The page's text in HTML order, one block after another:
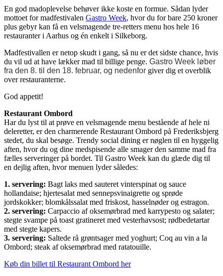
En god madoplevelse behøver ikke koste en formue. Sådan lyder
mottoet for madfestivalen Gastro Week, hvor du for bare 250 kroner
plus gebyr kan få en velsmagende tre-retters menu hos hele 16
restauranter i Aarhus og én enkelt i Silkeborg.
Madfestivallen er netop skudt i gang, så nu er det sidste chance, hvis
du vil ud at have lækker mad til billige penge. Gastro Week løber
fra den 8. til den 18. februar, og nedenfor giver dig et overblik
over restauranterne.
God appetit!
Restaurant Ombord
Har du lyst til at prøve en velsmagende menu bestående af hele ni
deleretter, er den charmerende Restaurant Ombord på Frederiksbjerg
stedet, du skal besøge. Trendy social dining er nøglen til en hyggelig
aften, hvor du og dine medspisende alle smager den samme mad fra
fælles serveringer på bordet. Til Gastro Week kan du glæde dig til
en dejlig aften, hvor menuen lyder således:
1. servering: Bagt laks med sauteret vinterspinat og sauce
hollandaise; hjertesalat med sennepsvinaigrette og sprøde
jordskokker; blomkålssalat med friskost, hasselnøder og estragon.
2. servering: Carpaccio af oksemørbrad med karrypesto og salater;
stegte svampe på toast gratineret med vesterhavsost; rødbedetartar
med stegte kapers.
3. servering: Saltede rå grøntsager med yoghurt; Coq au vin a la
Ombord; steak af oksemørbrad med ratatouille.
Køb din billet til Restaurant Ombord her